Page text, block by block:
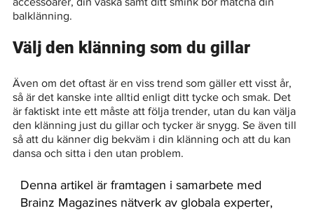
balklänning.
Välj den klänning som du gillar
Även om det oftast är en viss trend som gäller ett visst år,
så är det kanske inte alltid enligt ditt tycke och smak. Det
är faktiskt inte ett måste att följa trender, utan du kan välja
den klänning just du gillar och tycker är snygg. Se även till
så att du känner dig bekväm i din klänning och att du kan
dansa och sitta i den utan problem.
Denna artikel är framtagen i samarbete med
Brainz Magazines nätverk av globala experter,